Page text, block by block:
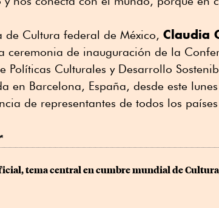
Cultura federal de México, Claudia
ceremonia de inauguración de la
Políticas Culturales y Desarrollo
en Barcelona, España, desde este
de representantes de todos los países
tema central en cumbre mundial de